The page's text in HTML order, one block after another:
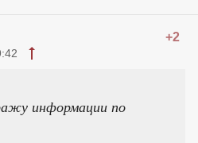
+2
информации по